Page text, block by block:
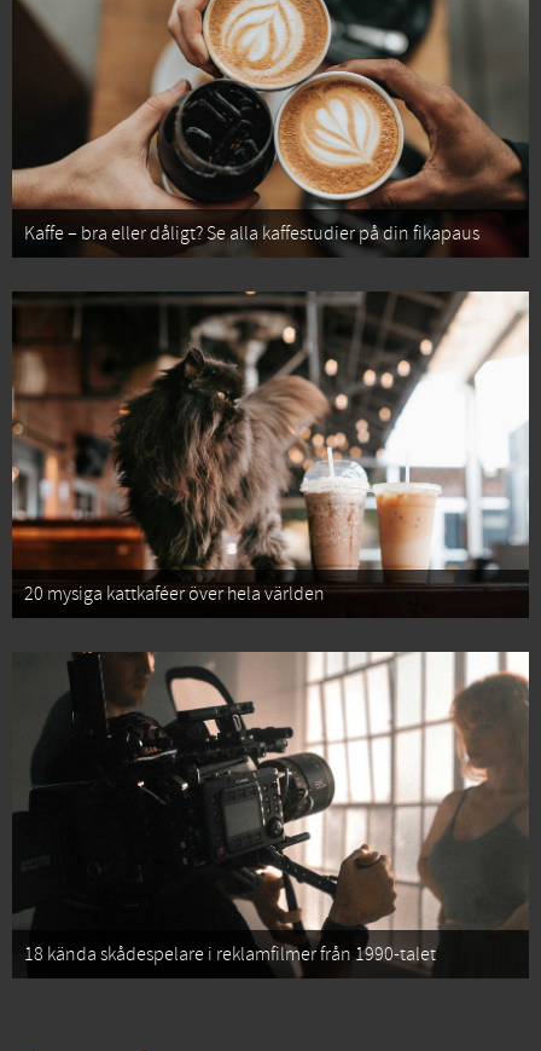
Kaffe – bra eller dåligt? Se alla kaffestudier på din fikapaus
20 mysiga kattkaféer över hela världen
18 kända skådespelare i reklamfilmer från 1990-talet